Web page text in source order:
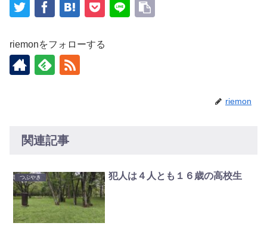
riemonをフォローする
riemon
関連記事
つぶやき 犯人は４人とも１６歳の高校生